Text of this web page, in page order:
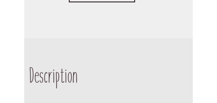
Description